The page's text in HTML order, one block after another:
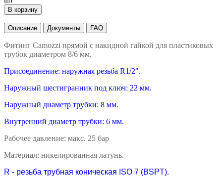
В корзину
Описание Документы FAQ
Фитинг Camozzi прямой с накидной гайкой для пластиковых
трубок диаметром 8/6 мм.
Присоединение: наружная резьба R1/2".
Наружный шестигранник под ключ: 22 мм.
Наружный диаметр трубки: 8 мм.
Внутренний диаметр трубки: 6 мм.
Рабочее давление: макс. 25 бар
Материал: никелированная латунь.
R - резьба трубная коническая ISO 7 (BSPT).